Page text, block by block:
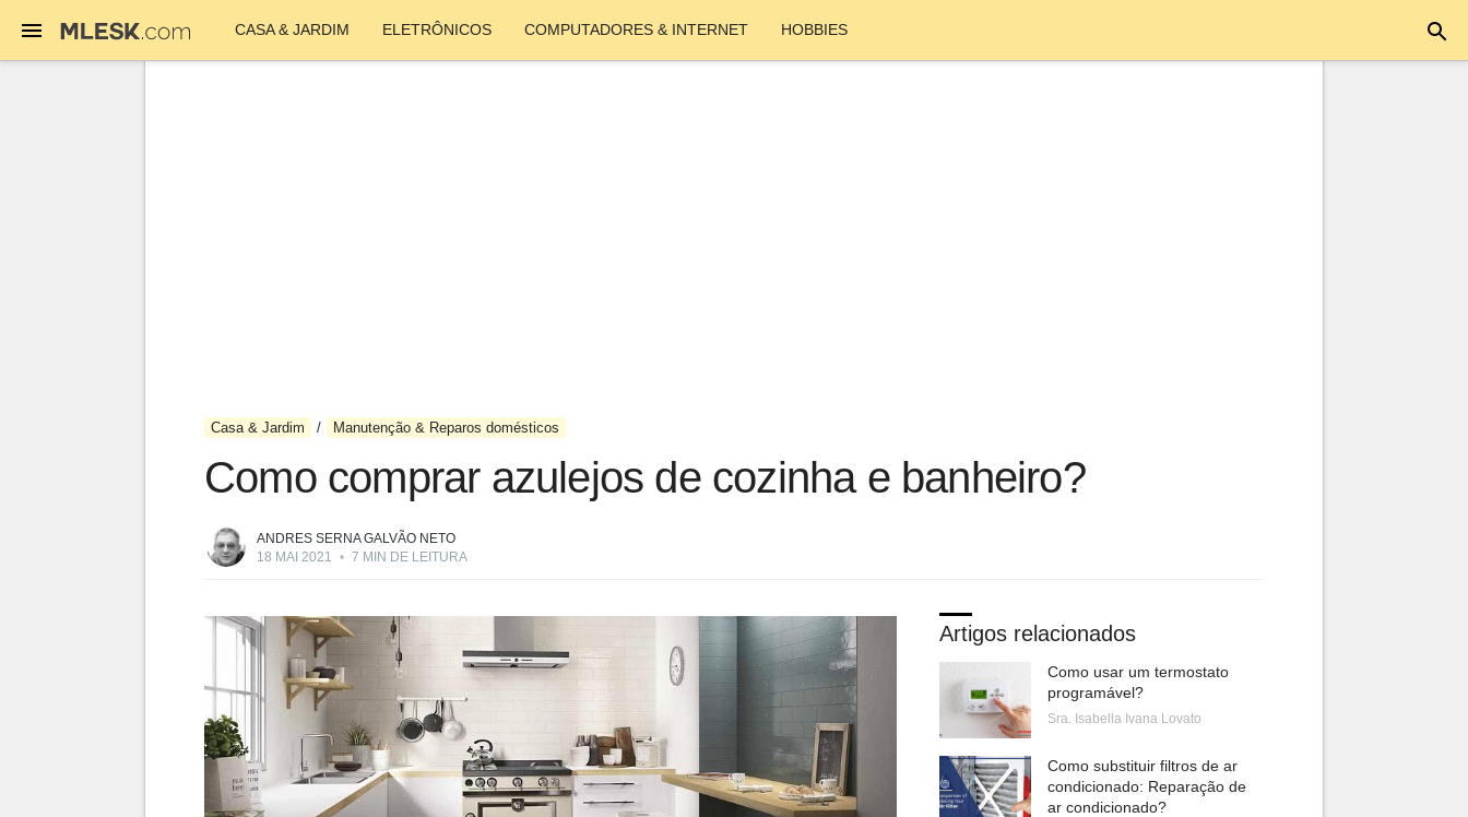
CASA & JARDIM ELETRÔNICOS COMPUTADORES & INTERNET HOBBIES
Casa & Jardim Manutenção & Reparos domésticos
Como comprar azulejos de cozinha e banheiro?
ANDRES SERNA GALVÃO NETO
18 MAI 2021 • 7 MIN DE LEITURA
Artigos relacionados
Como usar um termostato
programável?
Sra. Isabella Ivana Lovato
Como substituir filtros de ar
condicionado: Reparação de
ar condicionado?